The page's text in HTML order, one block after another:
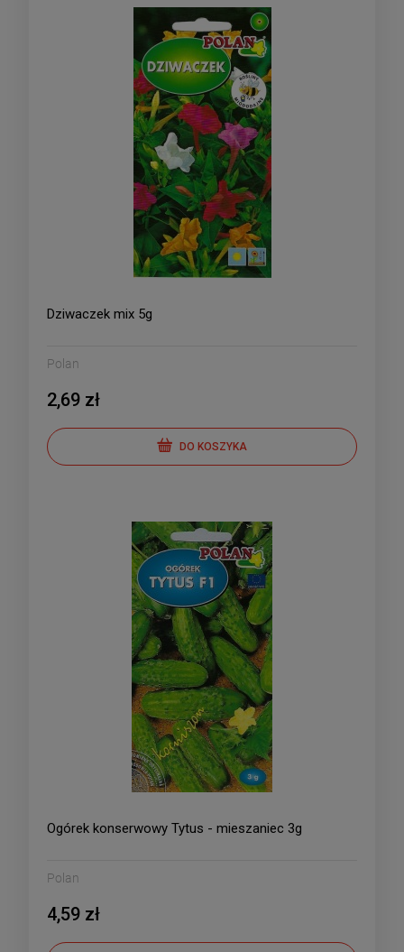
Dziwaczek mix 5g
Polan
2,69 zł
DO KOSZYKA
Ogórek konserwowy Tytus - mieszaniec 3g
Polan
4,59 zł